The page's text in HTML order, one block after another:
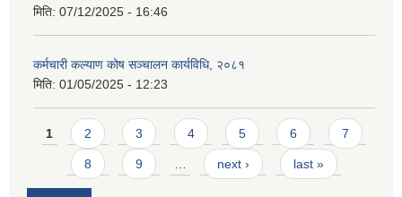
मिति: 07/12/2025 - 16:46
कर्मचारी कल्याण कोष सञ्चालन कार्यविधि, २०८१
मिति: 01/05/2025 - 12:23
Pages
1 2 3 4 5 6 7
8 9 next › last »